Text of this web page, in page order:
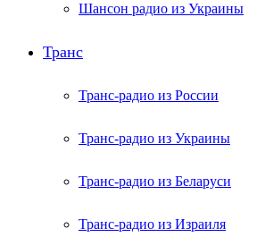
Шансон радио из Украины
Транс
Транс-радио из России
Транс-радио из Украины
Транс-радио из Беларуси
Транс-радио из Израиля